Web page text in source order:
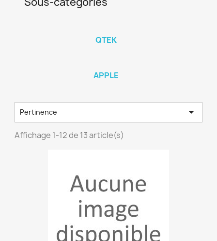
QTEK
APPLE
Pertinence 
Affichage 1-12 de 13 article(s)